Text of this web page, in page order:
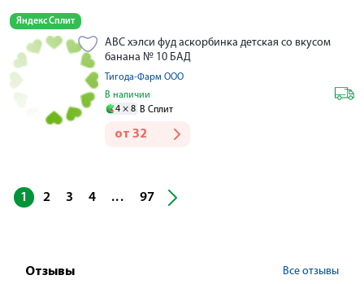
Яндекс Сплит
АВС хэлси фуд аскорбинка детская со вкусом
банана № 10 БАД
Тигода-Фарм ООО
В наличии
4 × 8 В Сплит
от 32
1 2 3 4 ... 97
Отзывы Все отзывы